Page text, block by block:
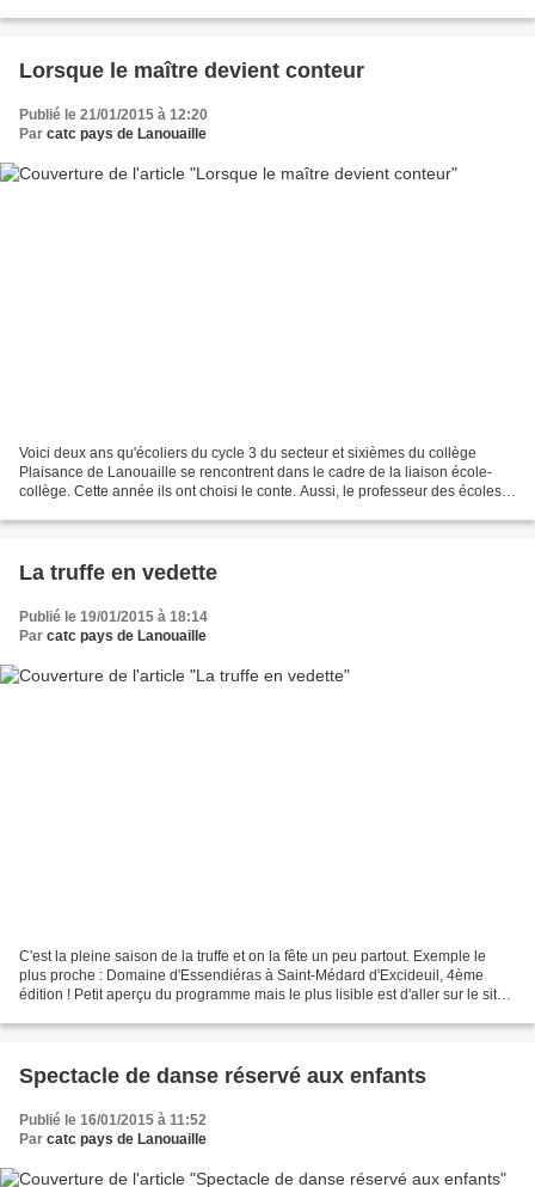
Lorsque le maître devient conteur
Publié le 21/01/2015 à 12:20
Par catc pays de Lanouaille
Voici deux ans qu'écoliers du cycle 3 du secteur et sixièmes du collège
Plaisance de Lanouaille se rencontrent dans le cadre de la liaison école-
collège. Cette année ils ont choisi le conte. Aussi, le professeur des écoles
La truffe en vedette
Publié le 19/01/2015 à 18:14
Par catc pays de Lanouaille
C'est la pleine saison de la truffe et on la fête un peu partout. Exemple le
plus proche : Domaine d'Essendiéras à Saint-Médard d'Excideuil, 4ème
édition ! Petit aperçu du programme mais le plus lisible est d'aller sur le site :
Spectacle de danse réservé aux enfants
Publié le 16/01/2015 à 11:52
Par catc pays de Lanouaille